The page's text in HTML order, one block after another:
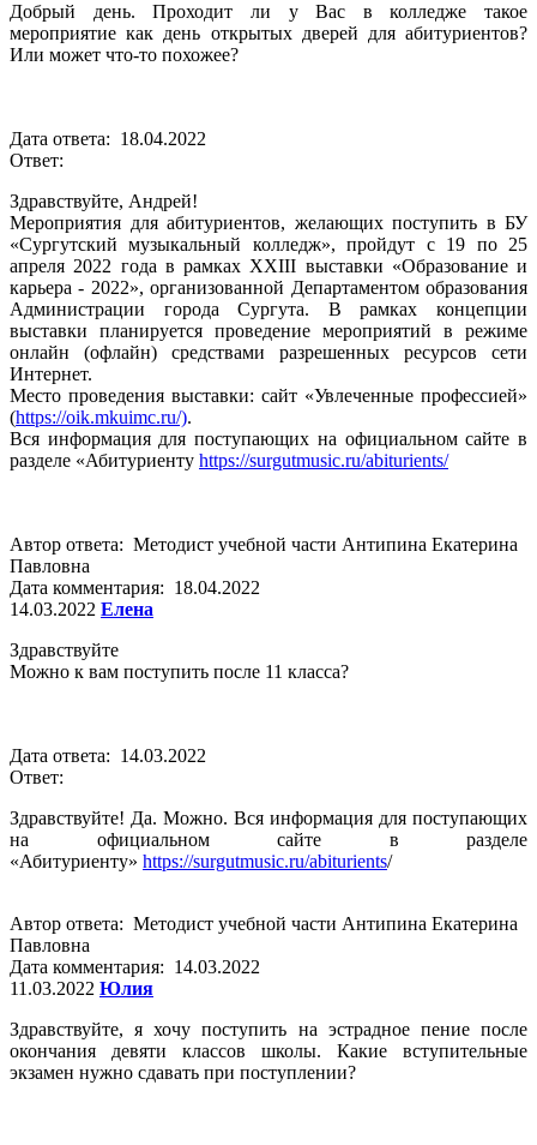
Добрый день. Проходит ли у Вас в колледже такое
мероприятие как день открытых дверей для абитуриентов?
Или может что-то похожее?
Дата ответа: 18.04.2022
Ответ:
Здравствуйте, Андрей!
Мероприятия для абитуриентов, желающих поступить в БУ
«Сургутский музыкальный колледж», пройдут с 19 по 25
апреля 2022 года в рамках XXIII выставки «Образование и
карьера - 2022», организованной Департаментом образования
Администрации города Сургута. В рамках концепции
выставки планируется проведение мероприятий в режиме
онлайн (офлайн) средствами разрешенных ресурсов сети
Интернет.
Место проведения выставки: сайт «Увлеченные профессией»
(https://oik.mkuimc.ru/).
Вся информация для поступающих на официальном сайте в
разделе «Абитуриенту https://surgutmusic.ru/abiturients/
Автор ответа: Методист учебной части Антипина Екатерина
Павловна
Дата комментария: 18.04.2022
14.03.2022 Елена
Здравствуйте
Можно к вам поступить после 11 класса?
Дата ответа: 14.03.2022
Ответ:
Здравствуйте! Да. Можно. Вся информация для поступающих
на официальном сайте в разделе
«Абитуриенту» https://surgutmusic.ru/abiturients/
Автор ответа: Методист учебной части Антипина Екатерина
Павловна
Дата комментария: 14.03.2022
11.03.2022 Юлия
Здравствуйте, я хочу поступить на эстрадное пение после
окончания девяти классов школы. Какие вступительные
экзамен нужно сдавать при поступлении?